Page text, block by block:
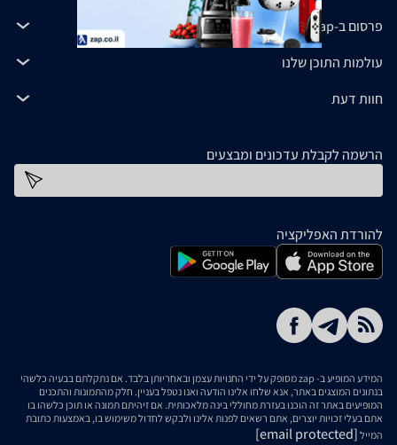
פרסום ב-zap
עולמות התוכן שלנו
חוות דעת
הרשמה לקבלת עדכונים ומבצעים
להורדת האפליקציה
המידע המופיע ב- zap מסופק על ידי החנויות עצמן ובאחריותן בלבד. אם נתקלתם בבעיה כלשהי
בנתונים המוצגים באתר, אנא שלחו אלינו הודעה ואנו נטפל בעניין. חלק מהתמונות והתכנים
המופיעים באתר זה הוכנו בעזרת מחוללי בינה מלאכותית. אם זיהיתם תמונה או תוכן כלשהו בו
אתם בעלי זכויות יוצרים, אתם רשאים לפנות אלינו ולבקש לחדול משימוש בו, באמצעות כתובת
המייל [email protected]